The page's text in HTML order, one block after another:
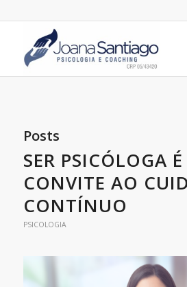
Posts
SER PSICÓLOGA
CONVITE AO
CONTÍNUO
PSICOLOGIA